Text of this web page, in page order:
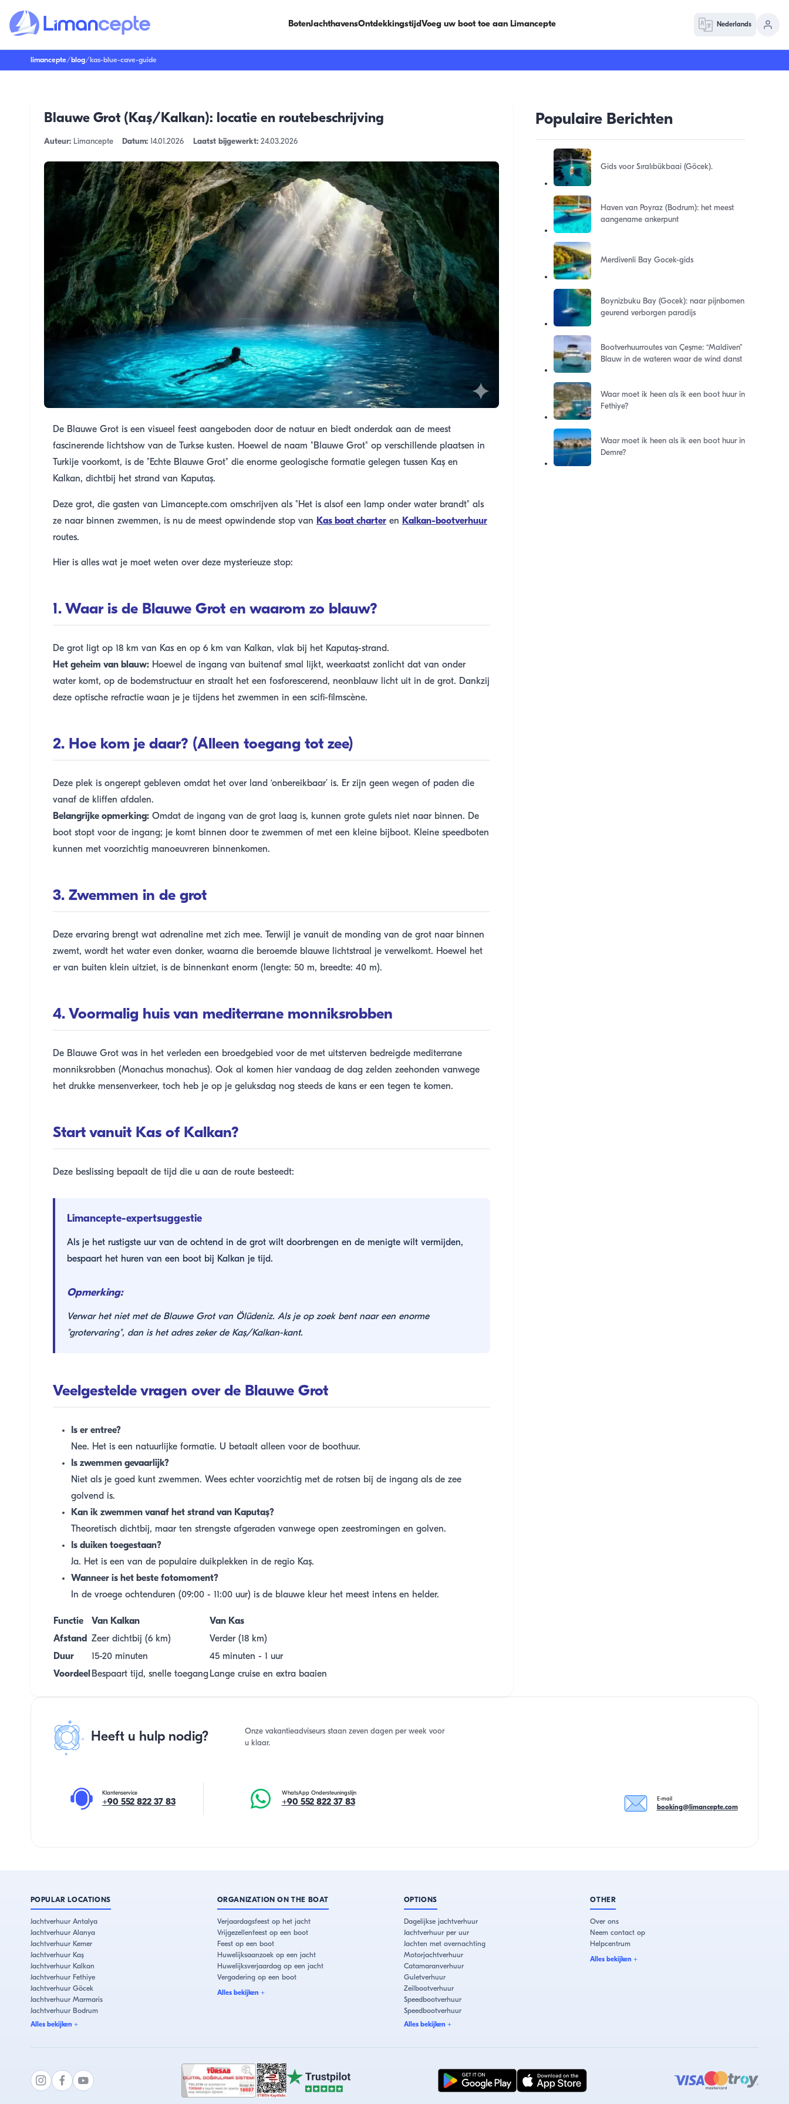
BotenJachthavensOntdekkingstijdVoeg uw boot toe aan Limancepte Nederlands
limancepte/ blog/ kas-blue-cave-guide
Blauwe Grot (Kaş/Kalkan): locatie en routebeschrijving
Auteur:Limancepte Datum: 14.01.2026 Laatst bijgewerkt: 24.03.2026
De Blauwe Grot is een visueel feest aangeboden door de natuur en biedt onderdak aan de meest
fascinerende lichtshow van de Turkse kusten. Hoewel de naam "Blauwe Grot" op verschillende plaatsen in
Turkije voorkomt, is de "Echte Blauwe Grot" die enorme geologische formatie gelegen tussen Kaş en
Kalkan, dichtbij het strand van Kaputaş.
Deze grot, die gasten van Limancepte.com omschrijven als "Het is alsof een lamp onder water brandt" als
ze naar binnen zwemmen, is nu de meest opwindende stop van Kas boat charteren Kalkan-bootverhuur
routes.
Hier is alles wat je moet weten over deze mysterieuze stop:
1. Waar is de Blauwe Grot en waarom zo blauw?
De grot ligt op 18 km van Kas en op 6 km van Kalkan, vlak bij het Kaputaş-strand.
Het geheim van blauw:Hoewel de ingang van buitenaf smal lijkt, weerkaatst zonlicht dat van onder
water komt, op de bodemstructuur en straalt het een fosforescerend, neonblauw licht uit in de grot. Dankzij
deze optische refractie waan je je tijdens het zwemmen in een scifi-filmscène.
2. Hoe kom je daar? (Alleen toegang tot zee)
Deze plek is ongerept gebleven omdat het over land ‘onbereikbaar’ is. Er zijn geen wegen of paden die
vanaf de kliffen afdalen.
Belangrijke opmerking:Omdat de ingang van de grot laag is, kunnen grote gulets niet naar binnen. De
boot stopt voor de ingang; je komt binnen door te zwemmen of met een kleine bijboot. Kleine speedboten
kunnen met voorzichtig manoeuvreren binnenkomen.
3. Zwemmen in de grot
Deze ervaring brengt wat adrenaline met zich mee. Terwijl je vanuit de monding van de grot naar binnen
zwemt, wordt het water even donker, waarna die beroemde blauwe lichtstraal je verwelkomt. Hoewel het
er van buiten klein uitziet, is de binnenkant enorm (lengte: 50 m, breedte: 40 m).
4. Voormalig huis van mediterrane monniksrobben
De Blauwe Grot was in het verleden een broedgebied voor de met uitsterven bedreigde mediterrane
monniksrobben (Monachus monachus). Ook al komen hier vandaag de dag zelden zeehonden vanwege
het drukke mensenverkeer, toch heb je op je geluksdag nog steeds de kans er een tegen te komen.
Start vanuit Kas of Kalkan?
Deze beslissing bepaalt de tijd die u aan de route besteedt:
Limancepte-expertsuggestie
Als je het rustigste uur van de ochtend in de grot wilt doorbrengen en de menigte wilt vermijden,
bespaart het huren van een boot bij Kalkan je tijd.
Opmerking:
Verwar het niet met de Blauwe Grot van Ölüdeniz. Als je op zoek bent naar een enorme
"grotervaring", dan is het adres zeker de Kaş/Kalkan-kant.
Veelgestelde vragen over de Blauwe Grot
Is er entree?
Nee. Het is een natuurlijke formatie. U betaalt alleen voor de boothuur.
Is zwemmen gevaarlijk?
Niet als je goed kunt zwemmen. Wees echter voorzichtig met de rotsen bij de ingang als de zee
golvend is.
Kan ik zwemmen vanaf het strand van Kaputaş?
Theoretisch dichtbij, maar ten strengste afgeraden vanwege open zeestromingen en golven.
Is duiken toegestaan?
Ja. Het is een van de populaire duikplekken in de regio Kaş.
Wanneer is het beste fotomoment?
In de vroege ochtenduren (09:00 - 11:00 uur) is de blauwe kleur het meest intens en helder.
Functie Van Kalkan
Van Kas
Afstand
Zeer dichtbij (6 km)
Verder (18 km)
Duur
15-20 minuten
45 minuten - 1 uur
Voordeel Bespaart tijd, snelle toegang Lange cruise en extra baaien
Populaire Berichten
Gids voor Sıralıbükbaai (Göcek).
Haven van Poyraz (Bodrum): het meest
aangename ankerpunt
Merdivenli Bay Gocek-gids
Boynizbuku Bay (Gocek): naar pijnbomen
geurend verborgen paradijs
Bootverhuurroutes van Çeşme: “Maldiven”
Blauw in de wateren waar de wind danst
Waar moet ik heen als ik een boot huur in
Fethiye?
Waar moet ik heen als ik een boot huur in
Demre?
Heeft u hulp nodig?
Onze vakantieadviseurs staan zeven dagen per week voor
u klaar.
Klantenservice
+90 552 822 37 83
WhatsApp Ondersteuningslijn
+90 552 822 37 83 E-mail
booking@limancepte.com
POPULAR LOCATIONS
Jachtverhuur Antalya
Jachtverhuur Alanya
Jachtverhuur Kemer
Jachtverhuur Kaş
Jachtverhuur Kalkan
Jachtverhuur Fethiye
Jachtverhuur Göcek
Jachtverhuur Marmaris
Jachtverhuur Bodrum
Jachtverhuur Çeşme
Alles bekijken +
ORGANIZATION ON THE BOAT
Verjaardagsfeest op het jacht
Vrijgezellenfeest op een boot
Feest op een boot
Huwelijksaanzoek op een jacht
Huwelijksverjaardag op een jacht
Vergadering op een boot
Alles bekijken +
OPTIONS
Dagelijkse jachtverhuur
Jachtverhuur per uur
Jachten met overnachting
Motorjachtverhuur
Catamaranverhuur
Guletverhuur
Zeilbootverhuur
Speedbootverhuur
Speedbootverhuur
Alles bekijken +
OTHER
Over ons
Neem contact op
Helpcentrum
Alles bekijken +